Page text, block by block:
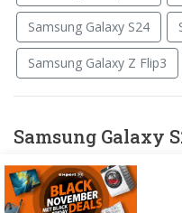
Samsung Galaxy S24
Samsung Galaxy Z Flip3
Samsung Galaxy